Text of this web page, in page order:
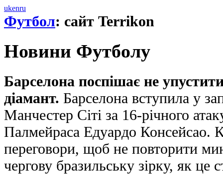
ukenru
Футбол: сайт Terrikon
Новини Футболу
Барселона поспішає не
діамант. Барселона вступила у
Манчестер Сіті за 16-річного
Палмейраса Едуардо Консейсао.
переговори, щоб не повторити
чергову бразильську зірку, як це